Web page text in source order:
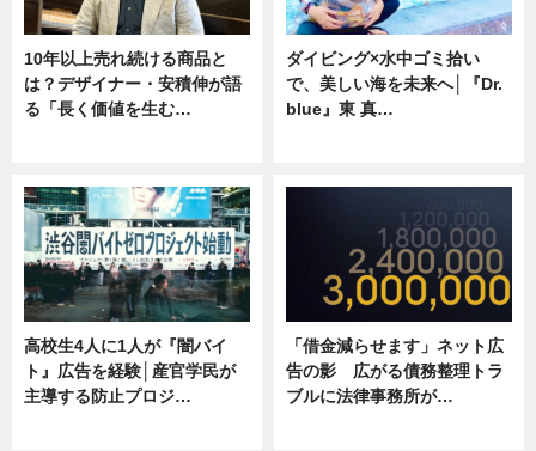
10年以上売れ続ける商品と
は？デザイナー・安積伸が語
る「長く価値を生む…
ダイビング×水中ゴミ拾い
で、美しい海を未来へ│『Dr.
blue』東 真…
高校生4人に1人が『闇バイ
ト』広告を経験│産官学民が
主導する防止プロジ…
「借金減らせます」ネット広
告の影 広がる債務整理トラ
ブルに法律事務所が…